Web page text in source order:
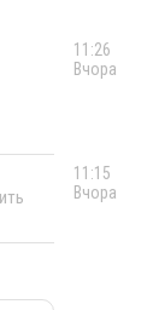
11:26
Вчора
11:15
Вчора